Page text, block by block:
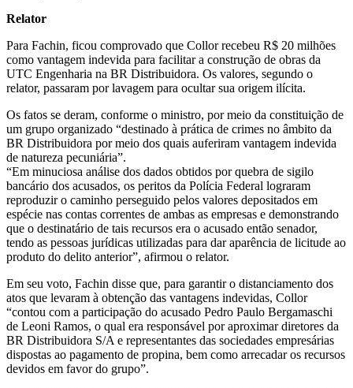
Relator
Para Fachin, ficou comprovado que Collor recebeu R$ 20 milhões
como vantagem indevida para facilitar a construção de obras da
UTC Engenharia na BR Distribuidora. Os valores, segundo o
relator, passaram por lavagem para ocultar sua origem ilícita.
Os fatos se deram, conforme o ministro, por meio da constituição de
um grupo organizado “destinado à prática de crimes no âmbito da
BR Distribuidora por meio dos quais auferiram vantagem indevida
de natureza pecuniária”.
“Em minuciosa análise dos dados obtidos por quebra de sigilo
bancário dos acusados, os peritos da Polícia Federal lograram
reproduzir o caminho perseguido pelos valores depositados em
espécie nas contas correntes de ambas as empresas e demonstrando
que o destinatário de tais recursos era o acusado então senador,
tendo as pessoas jurídicas utilizadas para dar aparência de licitude ao
produto do delito anterior”, afirmou o relator.
Em seu voto, Fachin disse que, para garantir o distanciamento dos
atos que levaram à obtenção das vantagens indevidas, Collor
“contou com a participação do acusado Pedro Paulo Bergamaschi
de Leoni Ramos, o qual era responsável por aproximar diretores da
BR Distribuidora S/A e representantes das sociedades empresárias
dispostas ao pagamento de propina, bem como arrecadar os recursos
devidos em favor do grupo”.